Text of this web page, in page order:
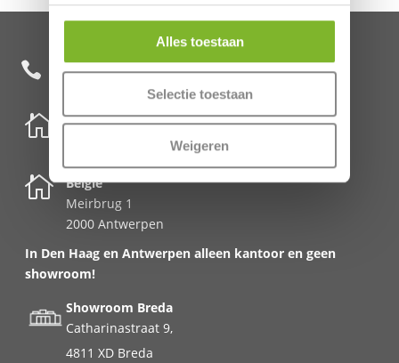
Alles toestaan
Selectie toestaan
Weigeren
 +31 85 482 0020

Nederland
2595 AR Den Haag

België
Meirbrug 1
2000 Antwerpen
In Den Haag en Antwerpen alleen kantoor en geen
showroom!
Showroom Breda
Catharinastraat 9,
4811 XD Breda